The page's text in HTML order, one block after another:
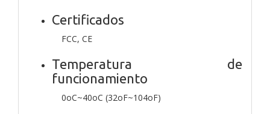
Certificados
FCC, CE
Temperatura de
funcionamiento
0oC~40oC (32oF~104oF)